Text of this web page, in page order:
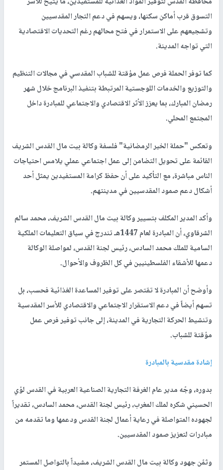
التسوق قرب أماكن سكنها، ويسهم في دعم التجار المقدسيين
وتشجيعهم على الاستمرار في فتح محالهم رغم التحديات الاقتصادية
التي تواجه المدينة.
كما توفر الحملة فرص عمل مؤقتة للشباب المقدسي في مجالات التنظيم
والتوزيع والخدمات اللوجستية المرتبطة بتنفيذ البرنامج خلال شهر
رمضان المبارك، بما يعزز الأثر الاقتصادي والاجتماعي للمبادرة داخل
المجتمع المحلي.
وتعكس "حملة الخير الرمضانية" فلسفة وكالة بيت مال القدس الشريف
القائمة على تحويل التضامن إلى عمل اجتماعي عملي يلامس احتياجات
الناس مباشرة، مع التأكيد على أن حفظ كرامة المستفيدين يمثل أحد
أشكال دعم صمود المقدسيين في مدينتهم.
وأكد المدير المكلف بتسيير وكالة بيت مال القدس الشريف، محمد سالم
الشرقاوي، أن المبادرة لعام 1447هـ تندرج في سياق التعليمات الملكية
السامية للملك محمد السادس، رئيس لجنة القدس، لمواصلة الوكالة
دعمها للأشقاء الفلسطينيين في كل الظروف والأحوال.
وأوضح أن المبادرة لا تقتصر على توفير المساعدة الغذائية فحسب، بل
تسهم أيضاً في دعم الاستقرار الاجتماعي والاقتصادي للأسر المقدسية
وتنشيط الحركة التجارية في المدينة، إلى جانب توفير فرص عمل
مؤقتة للشباب.
إشادة مقدسية بالمبادرة
بدوره، وجّه مدير عام الغرفة التجارية الصناعية العربية في القدس لؤي
الحسيني شكره لملك المغرب، رئيس لجنة القدس، محمد السادس، تقديراً
لجهوده المتواصلة في رعاية أعمال لجنة القدس ودعمها وما تقدمه من
مبادرات لتعزيز صمود المقدسيين.
وثمّن جهود وكالة بيت مال القدس الشريف، مشيداً بالتواصل المستمر